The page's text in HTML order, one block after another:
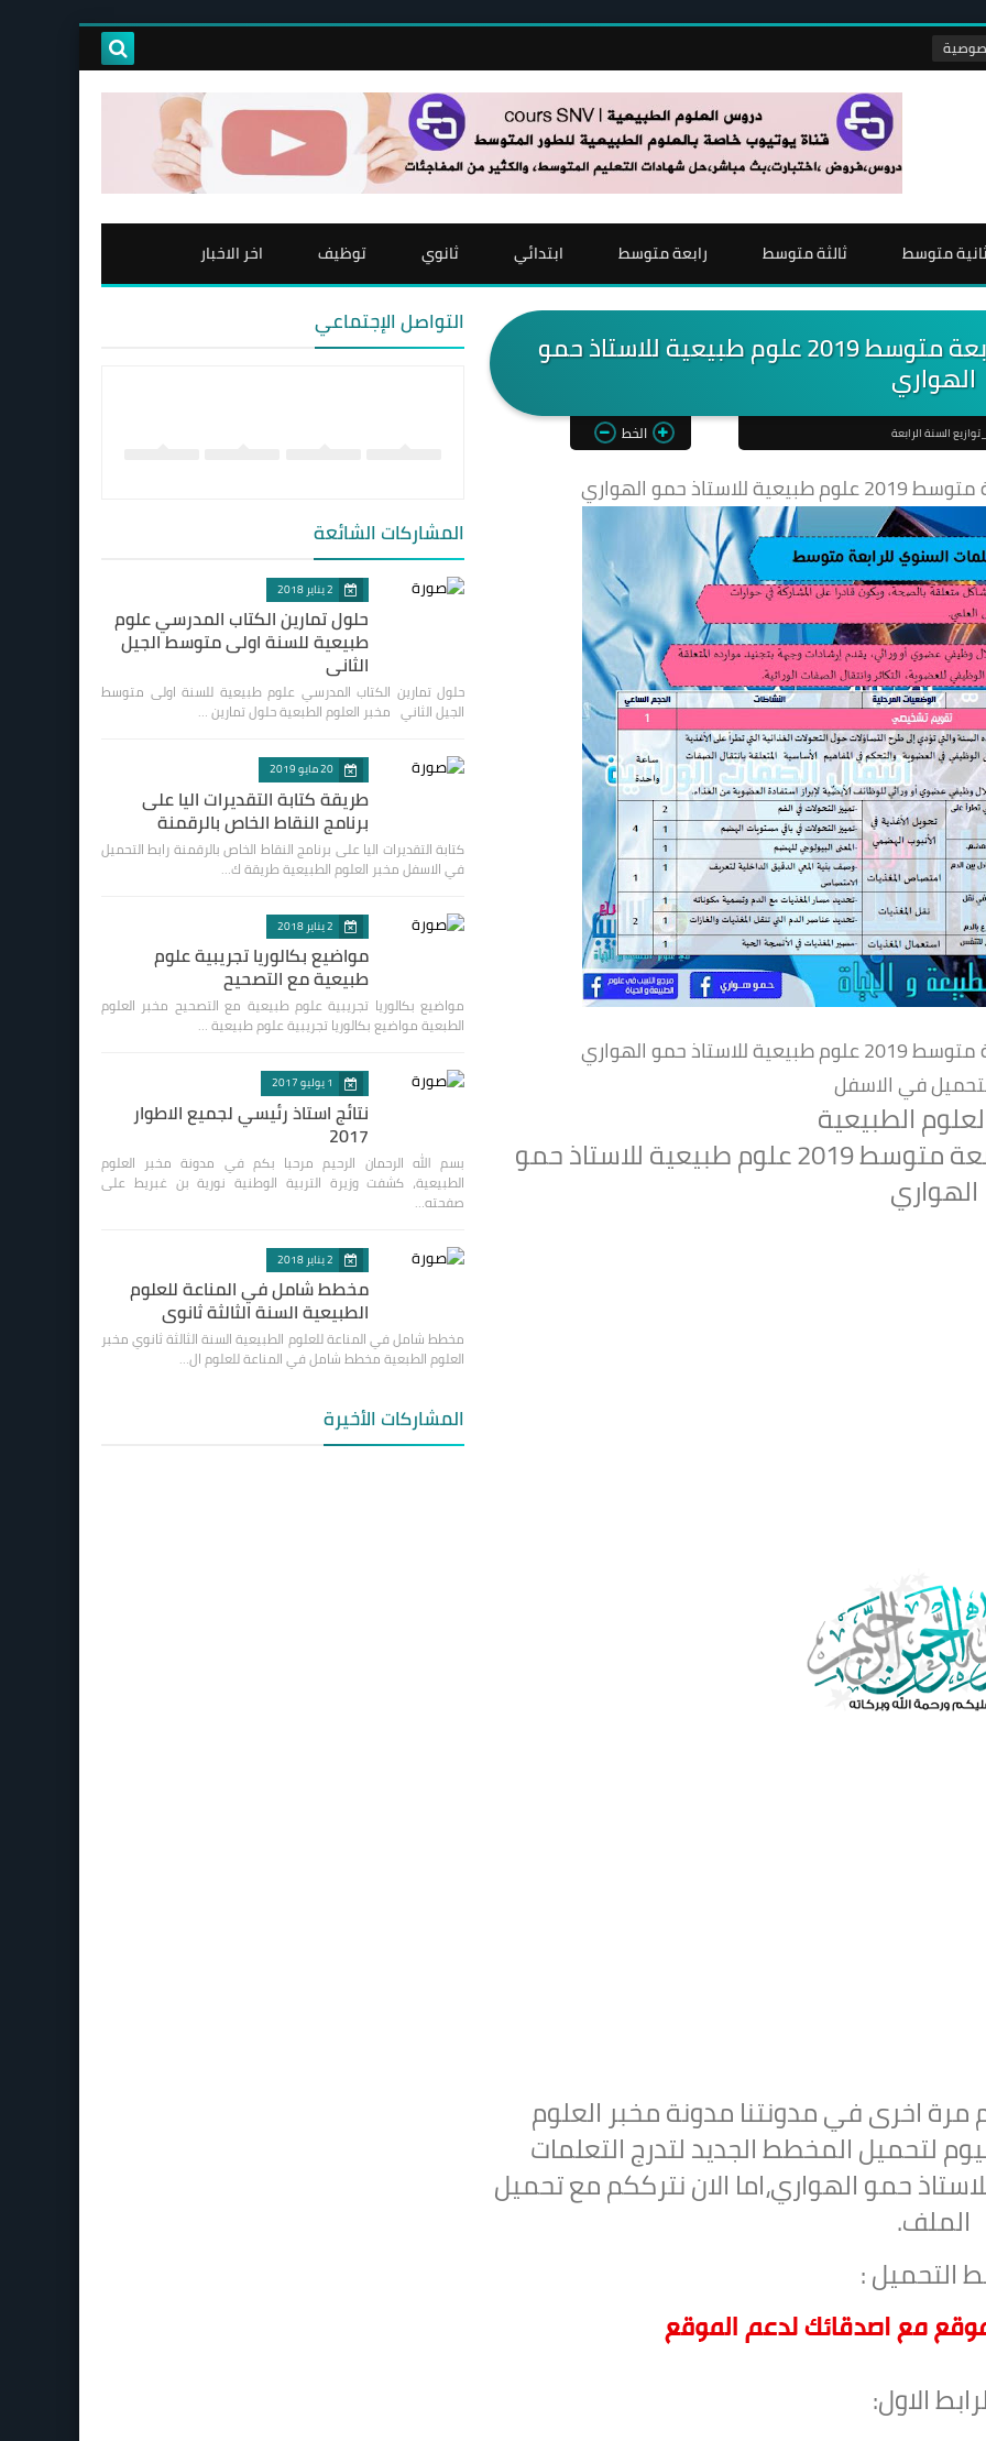
متوسط ثالثة متوسط رابعة متوسط ابتدائي ثانوي توظيف اخر الاخبار
المخطط الجديد لتدرج التعلمات للرابعة متوسط 2019 علوم طبيعية للاستاذ حمو
الهواري
_توازيع السنة الرابعة الخط
حمو الهواري
حمو الهواري
في الاسفل
الطبيعية
المخطط الجديد لتدرج التعلمات للرابعة متوسط 2019 علوم طبيعية للاستاذ حمو
الهواري
مرة اخرى في مدونتنا مدونة مخبر العلوم
لتحميلالمخطط الجديد لتدرج التعلمات
طبيعية للاستاذ حمو الهواري،اما الان نترككم مع تحميل
الملف.
التحميل :
الاول:
التواصل الإجتماعي
المشاركات الشائعة
2 يناير 2018
حلول تمارين الكتاب المدرسي علوم
طبيعية للسنة اولى متوسط الجيل
الثاني
حلول تمارين الكتاب المدرسي علوم طبيعية للسنة اولى متوسط
الجيل الثاني مخبر العلوم الطبعية حلول تمارين …
20 مايو 2019
طريقة كتابة التقديرات اليا على
برنامج النقاط الخاص بالرقمنة
كتابة التقديرات اليا على برنامج النقاط الخاص بالرقمنة رابط التحميل
في الاسفل مخبر العلوم الطبيعية طريقة ك…
2 يناير 2018
مواضيع بكالوريا تجريبية علوم
طبيعية مع التصحيح
مواضيع بكالوريا تجريبية علوم طبيعية مع التصحيح مخبر العلوم
الطبعية مواضيع بكالوريا تجريبية علوم طبيعية …
1 يوليو 2017
نتائج استاذ رئيسي لجميع الاطوار
2017
بسم الله الرحمان الرحيم مرحبا بكم في مدونة مخبر العلوم
الطبيعية، كشفت وزيرة التربية الوطنية نورية بن غبريط على
صفحته…
2 يناير 2018
مخطط شامل في المناعة للعلوم
الطبيعية السنة الثالثة ثانوي
مخطط شامل في المناعة للعلوم الطبيعية السنة الثالثة ثانوي مخبر
العلوم الطبعية مخطط شامل في المناعة للعلوم ال…
المشاركات الأخيرة